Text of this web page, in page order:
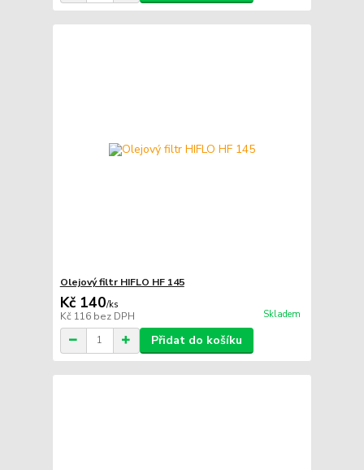
Olejový filtr HIFLO HF 145
Kč 140/ks
Kč 116 bez DPH Skladem
Přidat do košíku